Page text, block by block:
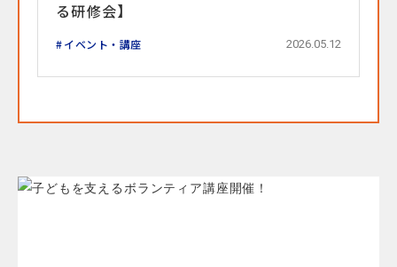
る研修会】
イベント・講座 2026.05.12